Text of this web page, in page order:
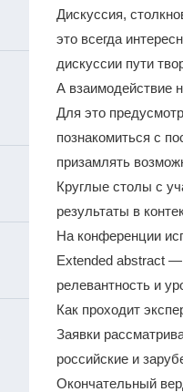
Дискуссия,
это всегда
дискуссии пути
А взаимодействие
Для это
познакомиться с
призамлять
Круглые столы с
результаты в
На конференции
Extended abstract —
релевантность и
Как проходит
Заявки
российские и
Окончательный